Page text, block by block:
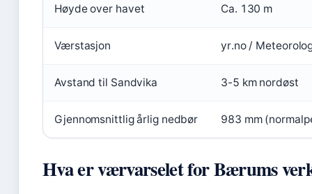
Høyde over havet Ca. 130 m
Værstasjon yr.no /
Avstand til Sandvika 3-5 km nordøst
Gjennomsnittlig årlig nedbør 983 mm
Hva er værvarselet for Bærums